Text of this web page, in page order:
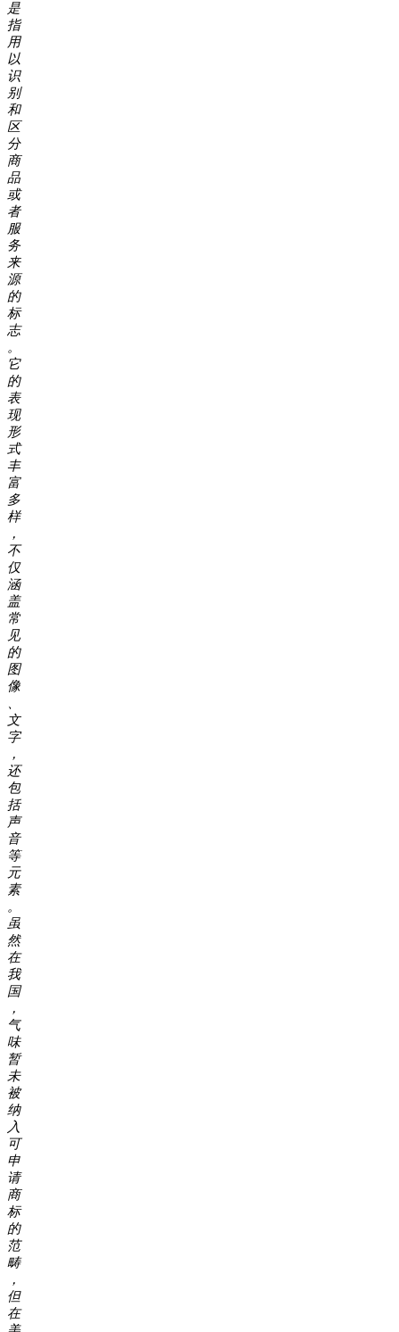
是
指
用
以
识
别
和
区
分
商
品
或
者
服
务
来
源
的
标
志
。
它
的
表
现
形
式
丰
富
多
样
，
不
仅
涵
盖
常
见
的
图
像
、
文
字
，
还
包
括
声
音
等
元
素
。
虽
然
在
我
国
，
气
味
暂
未
被
纳
入
可
申
请
商
标
的
范
畴
，
但
在